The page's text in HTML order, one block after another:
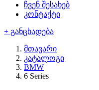
ჩვენ შესახებ
კონტაქტი
+ განცხადება
მთავარი
კატალოგი
BMW
6 Series